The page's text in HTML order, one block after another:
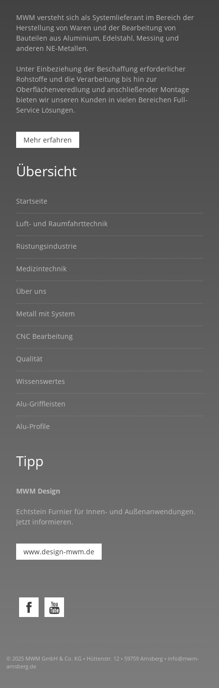
MWM versteht sich als Systemlieferant im Bereich der
Herstellung von Waren und der Bearbeitung von
Bauteilen aus Aluminium, Edelstahl, Messing und
anderen NE-Metallen.
Unter Einbeziehung der Beschaffung erforderlicher
Rohstoffe und die Verarbeitung bis hin zur
Oberflächenveredlung und anschließender Montage
bieten wir unseren Kunden in vielen Bereichen Full-
Service Lösungen.
Mehr erfahren
Übersicht
Startseite
Luft- und Raumfahrttechnik
Rüstungsindustrie
Medizintechnik
Über uns
Metall mit System
CNC Bearbeitung
Qualität
Wissenswertes
Alu-Griffleisten
Alu-Profile
Tipp
MWM Design
Echtstein Furnier für Innen- und Außenanwendungen.
Jetzt informieren.
www.design-mwm.de
© 2025 MWM GmbH & Co. KG • Hüttenstr. 12 • 59759 Arnsberg • info@mwm-
arnsberg.de